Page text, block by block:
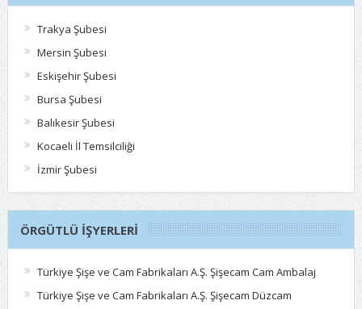
Trakya Şubesi
Mersin Şubesi
Eskişehir Şubesi
Bursa Şubesi
Balıkesir Şubesi
Kocaeli İl Temsilciliği
İzmir Şubesi
ÖRGÜTLÜ İŞYERLERI
Türkiye Şişe ve Cam Fabrikaları A.Ş. Şişecam Cam Ambalaj
Türkiye Şişe ve Cam Fabrikaları A.Ş. Şişecam Düzcam